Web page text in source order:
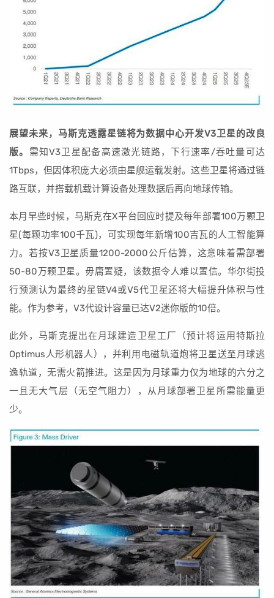
展望未来，马斯克透露星链将为数据中心开发V3卫星的改良
版。 需知V3卫星配备高速激光链路，下行速率/吞吐量可达
1Tbps，但因体积庞大必须由星舰运载发射。这些卫星将通过链
路互联，并搭载机载计算设备处理数据后再向地球传输。
本月早些时候，马斯克在X平台回应时提及每年部署100万颗卫
星(每颗功率100千瓦)，可实现每年新增100吉瓦的人工智能算
力。若按V3卫星质量1200-2000公斤估算，这意味着需部署
50-80万颗卫星。毋庸置疑，该数据令人难以置信。华尔街投
行预测认为最终的星链V4或V5代卫星还将大幅提升体积与性
能。作为参考，V3代设计容量已达V2迷你版的10倍。
此外，马斯克提出在月球建造卫星工厂（预计将运用特斯拉
Optimus人形机器人），并利用电磁轨道炮将卫星送至月球逃
逸轨道，无需火箭推进。这是因为月球重力仅为地球的六分之
一且无大气层（无空气阻力），从月球部署卫星所需能量更
少。